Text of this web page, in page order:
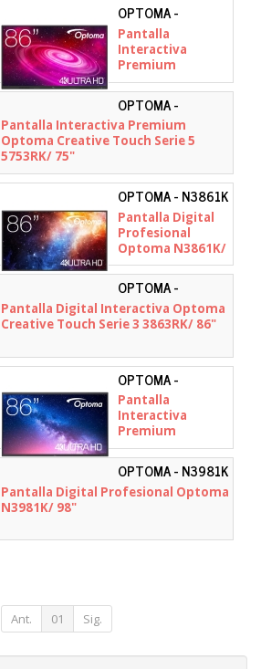
OPTOMA -
W3FC0U1W111
Pantalla
Interactiva
Premium
Optoma Creative
Touch Serie 1
1861RK/ 86"
OPTOMA -
H1F0C0OBW101
Pantalla Interactiva Premium
Optoma Creative Touch Serie 5
5753RK/ 75"
OPTOMA - N3861K
Pantalla Digital
Profesional
Optoma N3861K/
86"
OPTOMA -
H1F0H08BW101
Pantalla Digital Interactiva Optoma
Creative Touch Serie 3 3863RK/ 86"
OPTOMA -
H1F0C0PBW101
Pantalla
Interactiva
Premium
Optoma Creative
Touch Serie 5
5863RK/ 86"
OPTOMA - N3981K
Pantalla Digital Profesional Optoma
N3981K/ 98"
Ant. 01 Sig.